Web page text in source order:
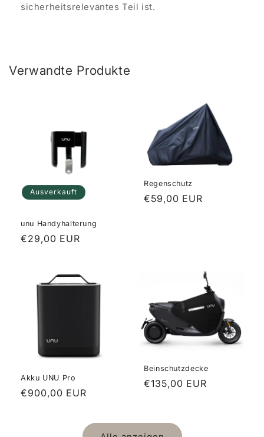
sicherheitsrelevantes Teil ist.
Verwandte Produkte
Ausverkauft
unu Handyhalterung
Normaler
€29,00 EUR
Regenschutz
Normaler
€59,00 EUR
Akku UNU Pro
Normaler
€900,00 EUR
Beinschutzdecke
Normaler
€135,00 EUR